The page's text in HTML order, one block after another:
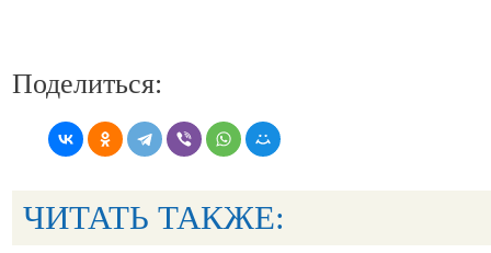
Поделиться:
ЧИТАТЬ ТАКЖЕ: